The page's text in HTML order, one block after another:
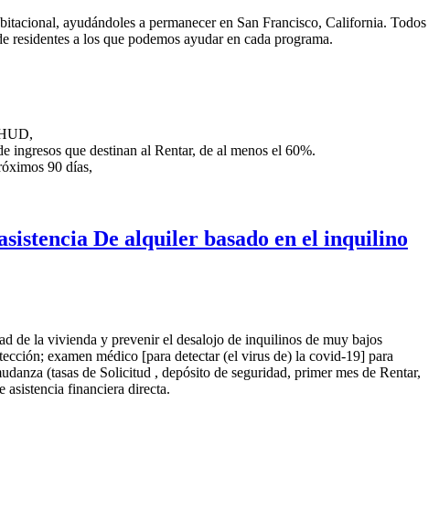
ayudándoles a permanecer en San Francisco, California. Todos
a los que podemos ayudar en cada programa.
ingresos que destinan al Rentar, de al menos el 60%.
90 días,
De alquiler basado en el inquilino
de la vivienda y prevenir el desalojo de inquilinos de muy bajos
examen médico [para detectar (el virus de) la covid-19] para
(tasas de Solicitud , depósito de seguridad, primer mes de Rentar,
asistencia financiera directa.